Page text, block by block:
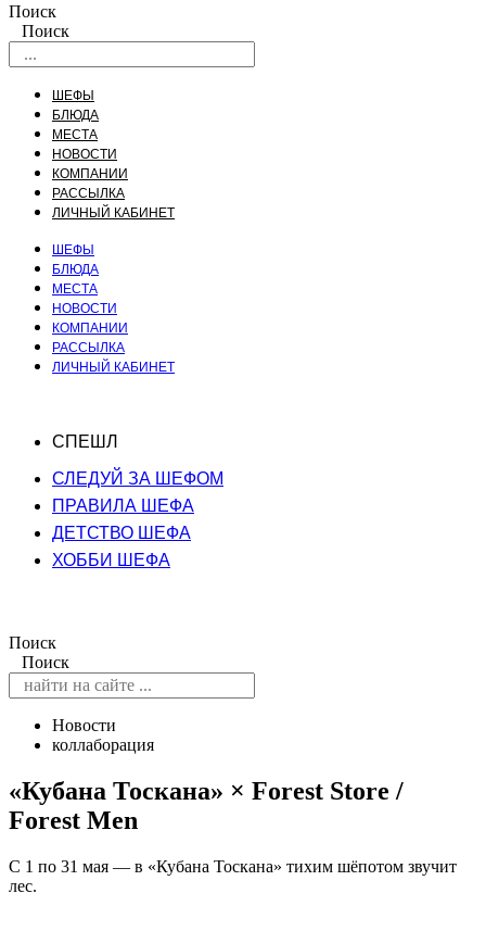
Поиск
Поиск
ШЕФЫ
БЛЮДА
МЕСТА
НОВОСТИ
КОМПАНИИ
РАССЫЛКА
ЛИЧНЫЙ КАБИНЕТ
ШЕФЫ
БЛЮДА
МЕСТА
НОВОСТИ
КОМПАНИИ
РАССЫЛКА
ЛИЧНЫЙ КАБИНЕТ
СПЕШЛ
СЛЕДУЙ ЗА ШЕФОМ
ПРАВИЛА ШЕФА
ДЕТСТВО ШЕФА
ХОББИ ШЕФА
Поиск
Поиск
Новости
коллаборация
«Кубана Тоскана» × Forest Store /
Forest Men
С 1 по 31 мая — в «Кубана Тоскана» тихим шёпотом звучит
лес.